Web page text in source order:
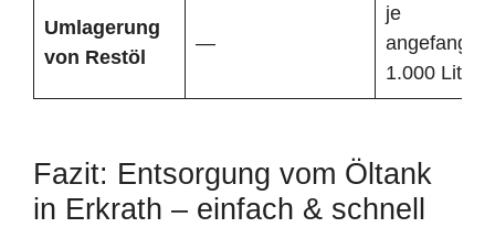
Umlagerung
von Restöl
—
je
1.000 Liter
Fazit: Entsorgung vom Öltank
in Erkrath – einfach & schnell